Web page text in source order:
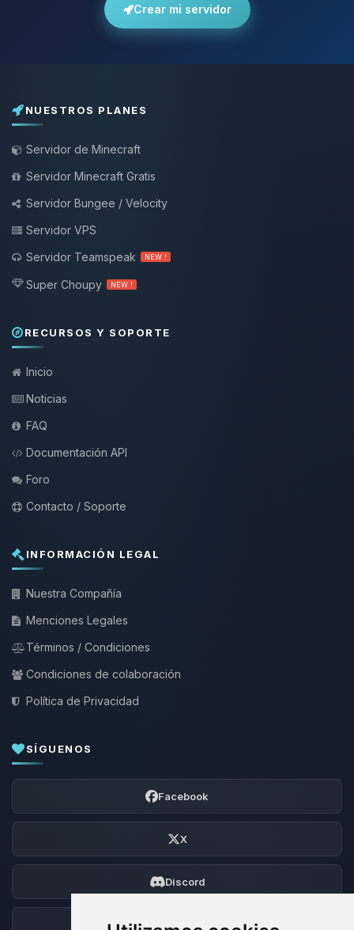
Crear mi servidor
NUESTROS PLANES
Servidor de Minecraft
Servidor Minecraft Gratis
Servidor Bungee / Velocity
Servidor VPS
Servidor Teamspeak
NEW !
Super Choupy NEW !
RECURSOS Y SOPORTE
Inicio
Noticias
FAQ
Documentación API
Foro
Contacto / Soporte
INFORMACIÓN LEGAL
Nuestra Compañía
Menciones Legales
Términos / Condiciones
Condiciones de colaboración
Política de Privacidad
SÍGUENOS
Facebook
X
Discord
Foro